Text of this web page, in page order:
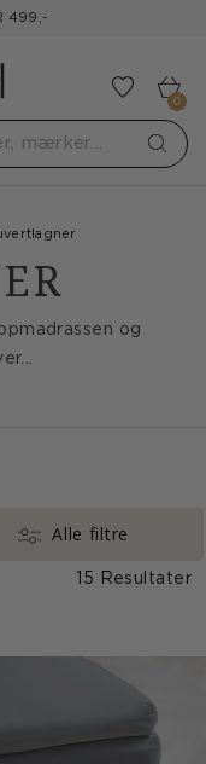
Tilføj
0
og
Alle filtre
15 Resultater